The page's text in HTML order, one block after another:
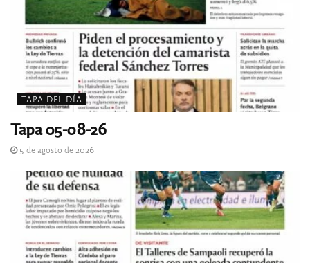
TAPA DEL DÍA
Tapa 05-08-26
5 de agosto de 2026